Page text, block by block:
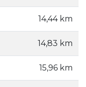
14,44 km
14,83 km
15,96 km